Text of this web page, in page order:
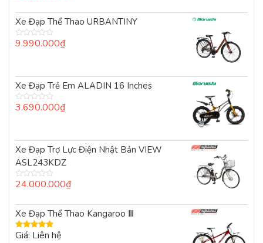
Xe Đạp Thể Thao URBANTINY
Được
5
sao
9.990.000₫
Xe Đạp Trẻ Em ALADIN 16 Inches
Được
5
sao
3.690.000₫
Xe Đạp Trợ Lực Điện Nhật Bản VIEW
ASL243KDZ
Được
0
5
sao
24.000.000₫
Xe Đạp Thể Thao Kangaroo Ⅲ
Được xếp
Giá: Liên hệ